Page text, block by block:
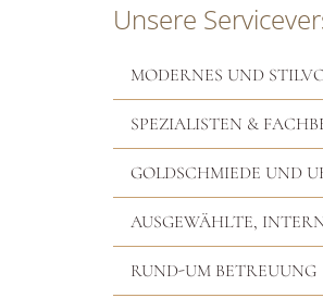
Unsere
MODERNES UND
SPEZIALISTEN &
GOLDSCHMIEDE UND
AUSGEWÄHLTE,
RUND-UM BETREUUNG